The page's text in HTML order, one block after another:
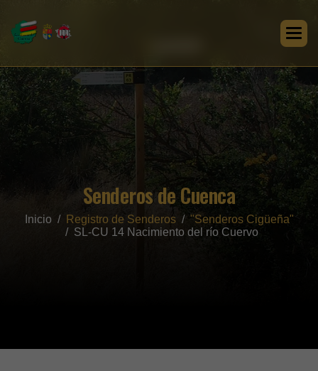
Senderos de Cuenca
Inicio Registro de Senderos
"Senderos Cigüeña"
SL-CU 14 Nacimiento del río Cuervo